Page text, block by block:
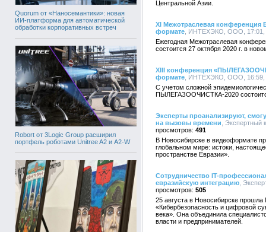
Quorum от «Наносемантики»: новая
ИИ-платформа для автоматической
обработки корпоративных встреч
Robort от 3Logic Group расширил
портфель роботами Unitree A2 и A2-W
Центральной Азии.
XI Межотраслевая
формате , ИНТЕХЭКО, ООО, 17:01,
Ежегодная Межотраслевая
состоится 27 октября 2020 г. в
XIII конференция
формате , ИНТЕХЭКО, ООО, 16:59,
С учетом сложной
ПЫЛЕГАЗООЧИСТКА-2020
Эксперты проанализируют,
на вызовы времени , Экспертный
491
В Новосибирске в видеоформате
глобальном мире: истоки,
пространстве Евразии».
Сотрудничество IT-
евразийскую интеграцию ,
505
25 августа в Новосибирске
«Кибербезопасность и цифровой
века». Она объединила
власти и предпринимателей.